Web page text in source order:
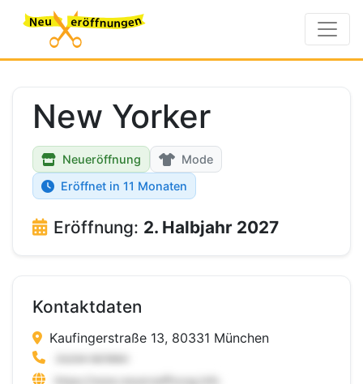
New Yorker
Neueröffnung
Mode
Eröffnet in 11 Monaten
Eröffnung: 2. Halbjahr 2027
Kontaktdaten
Kaufingerstraße 13, 80331 München